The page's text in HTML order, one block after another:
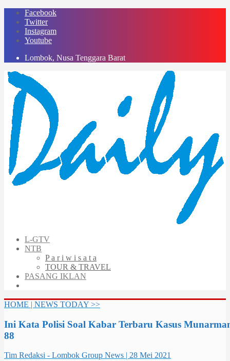
Skip
content
Facebook
Twitter
Instagram
Youtube
Lombok, Nusa Tenggara Barat
L-GTV
NTB
P a r i w i s a t a
TOUR & TRAVEL
PASANG IKLAN
HOME | NEWS TODAY >>
Ini Kata Polisi Soal Kabar Terbaru Kasus
88
Tim Redaksi - Lombok Group News | 28 Mei 2021